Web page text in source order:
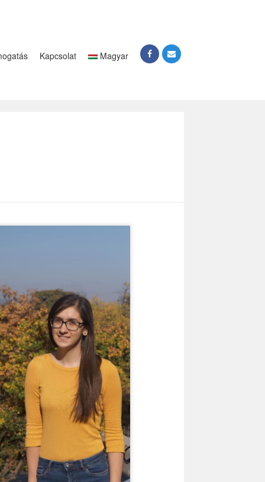
Kapcsolat Magyar
Rusznyák Laura
Gyermek- és ifjúsági misszió